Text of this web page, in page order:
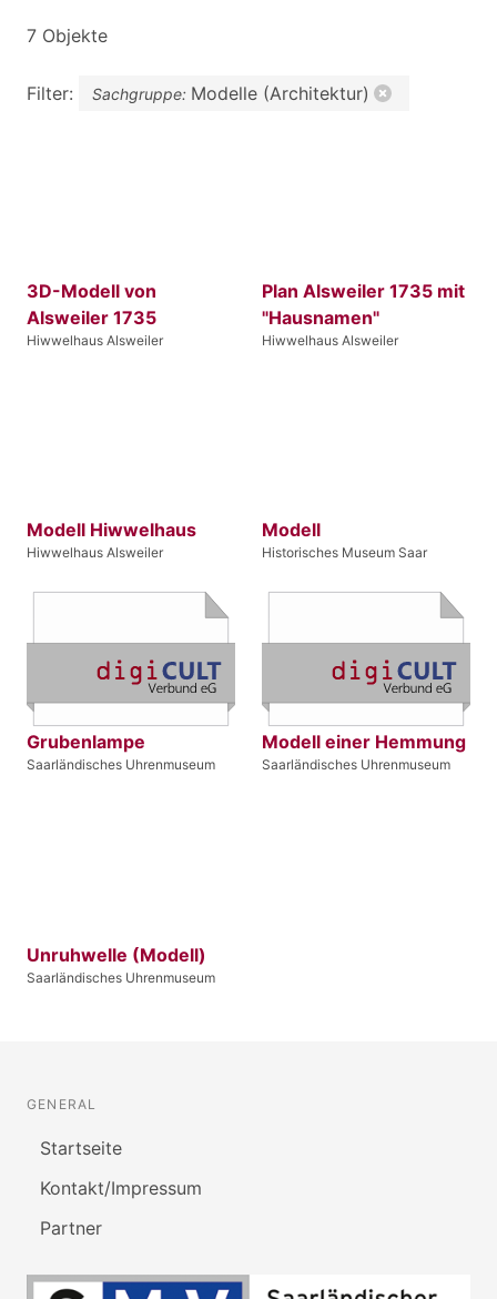
7 Objekte
Filter: Sachgruppe: Modelle (Architektur)
3D-Modell von
Alsweiler 1735
Hiwwelhaus Alsweiler
Plan Alsweiler 1735 mit
"Hausnamen"
Hiwwelhaus Alsweiler
Modell Hiwwelhaus
Hiwwelhaus Alsweiler
Modell
Historisches Museum Saar
Grubenlampe
Saarländisches Uhrenmuseum
Modell einer Hemmung
Saarländisches Uhrenmuseum
Unruhwelle (Modell)
Saarländisches Uhrenmuseum
GENERAL
Startseite
Kontakt/Impressum
Partner